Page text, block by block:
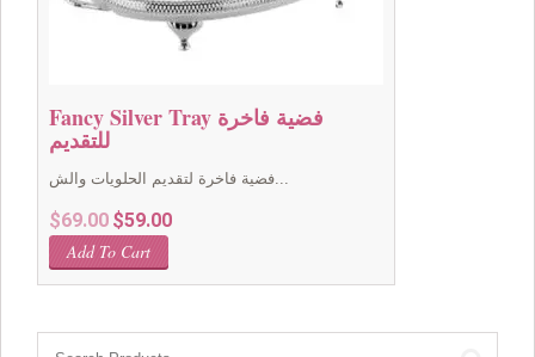
Fancy Silver Tray فضية فاخرة
للتقديم
فضية فاخرة لتقديم الحلويات والش...
$69.00 Original
price
was:
$59.00Current
Add To Cart